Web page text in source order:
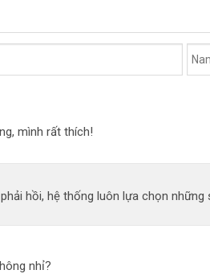
mình rất thích!
hồi, hệ thống luôn lựa chọn
nhỉ?